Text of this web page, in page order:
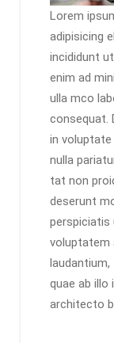
Lorem
adipisicing
incididunt
enim ad
ulla mco
consequat.
in
nulla
tat non
deserunt
perspiciatis
voluptatem
quae ab illo
architecto